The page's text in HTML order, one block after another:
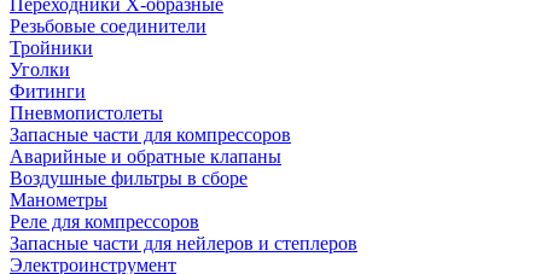
Переходники Х-образные
Резьбовые соединители
Тройники
Уголки
Фитинги
Пневмопистолеты
Запасные части для компрессоров
Аварийные и обратные клапаны
Воздушные фильтры в сборе
Манометры
Реле для компрессоров
Запасные части для нейлеров и степлеров
Электроинструмент